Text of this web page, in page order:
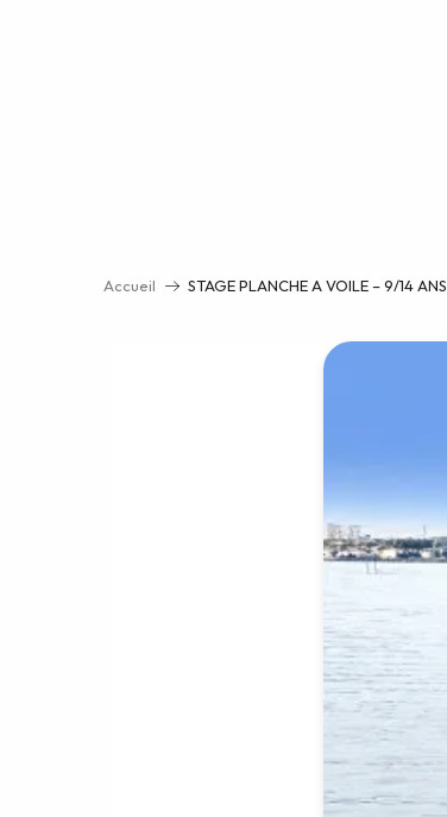
Accueil STAGE PLANCHE A VOILE – 9/14 ANS